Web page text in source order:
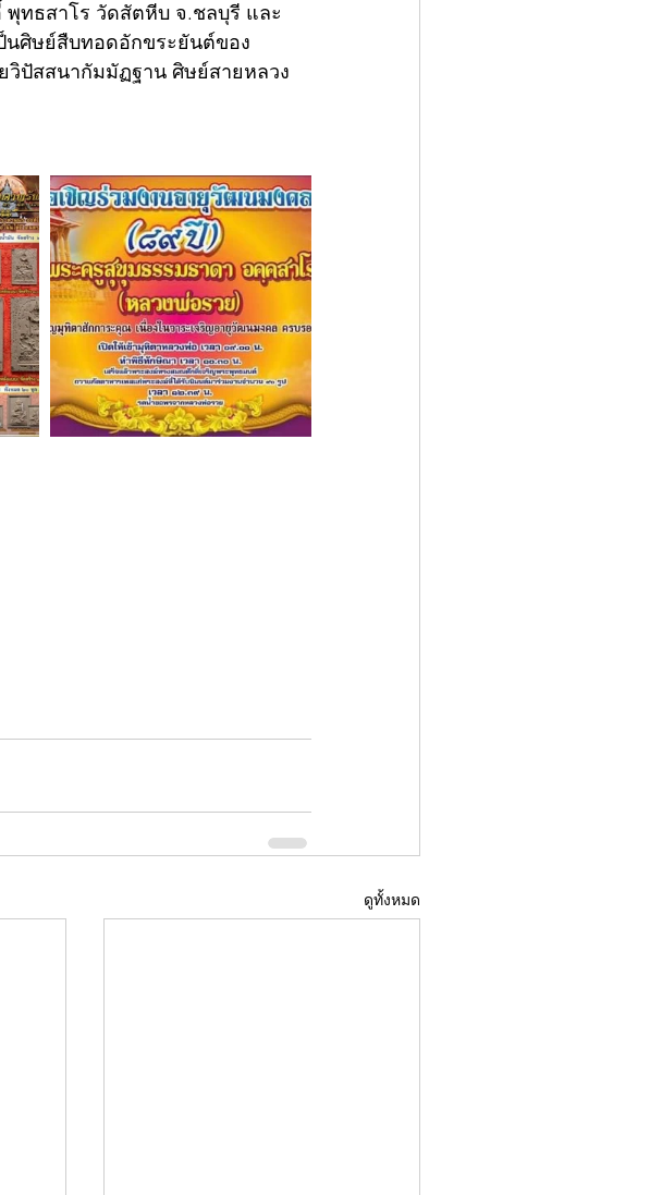
พุทธสาโร วัดสัตหีบ จ.ชลบุรี และ
นศิษย์สืบทอดอักขระยันต์ของ
วิปัสสนากัมมัฏฐาน ศิษย์สายหลวง
ดูทั้งหมด